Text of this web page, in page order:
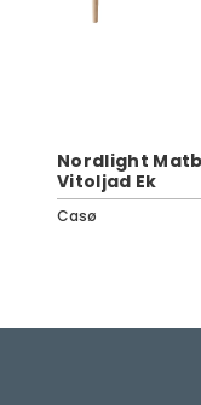
Nordlight
Vitoljad Ek
Casø